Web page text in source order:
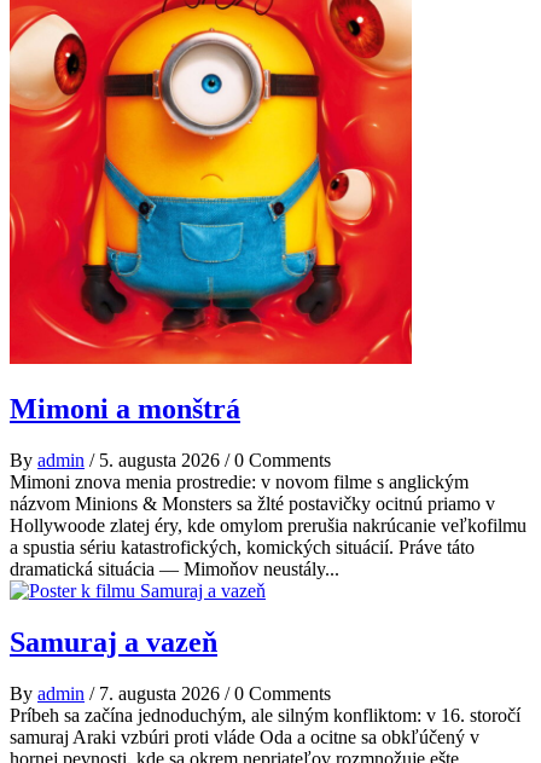
Mimoni a monštrá
By admin / 5. augusta 2026 /0 Comments
Mimoni znova menia prostredie: v novom filme s anglickým
názvom Minions & Monsters sa žlté postavičky ocitnú priamo v
Hollywoode zlatej éry, kde omylom prerušia nakrúcanie veľkofilmu
a spustia sériu katastrofických, komických situácií. Práve táto
dramatická situácia — Mimoňov neustály...
Samuraj a vazeň
By admin / 7. augusta 2026 /0 Comments
Príbeh sa začína jednoduchým, ale silným konfliktom: v 16. storočí
samuraj Araki vzbúri proti vláde Oda a ocitne sa obkľúčený v
hornej pevnosti, kde sa okrem nepriateľov rozmnožuje ešte